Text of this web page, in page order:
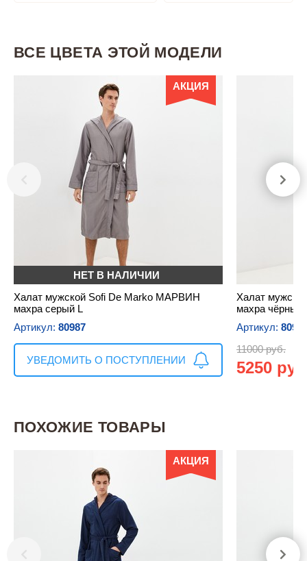
ВСЕ ЦВЕТА ЭТОЙ МОДЕЛИ
АКЦИЯ
НЕТ В НАЛИЧИИ
Халат мужской Sofi De Marko МАРВИН
махра серый L
Артикул: 80987
УВЕДОМИТЬ О ПОСТУПЛЕНИИ
Халат
махра чёрный
Артикул:
11000 руб.
5250
ПОХОЖИЕ ТОВАРЫ
АКЦИЯ